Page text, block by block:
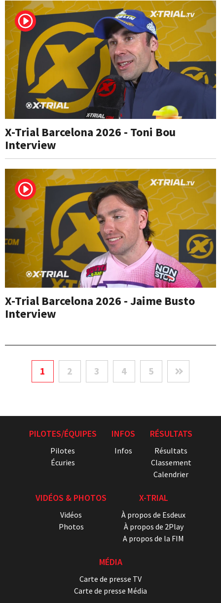
X-Trial Barcelona 2026 - Toni Bou
Interview
X-Trial Barcelona 2026 - Jaime Busto
Interview
1 2 3 4 5
PILOTES/ÉQUIPES
Pilotes
Écuries
INFOS
Infos
RÉSULTATS
Résultats
Classement
Calendrier
VIDÉOS & PHOTOS
Vidéos
Photos
X-TRIAL
À propos de Esdeux
À propos de 2Play
A propos de la FIM
MÉDIA
Carte de presse TV
Carte de presse Média